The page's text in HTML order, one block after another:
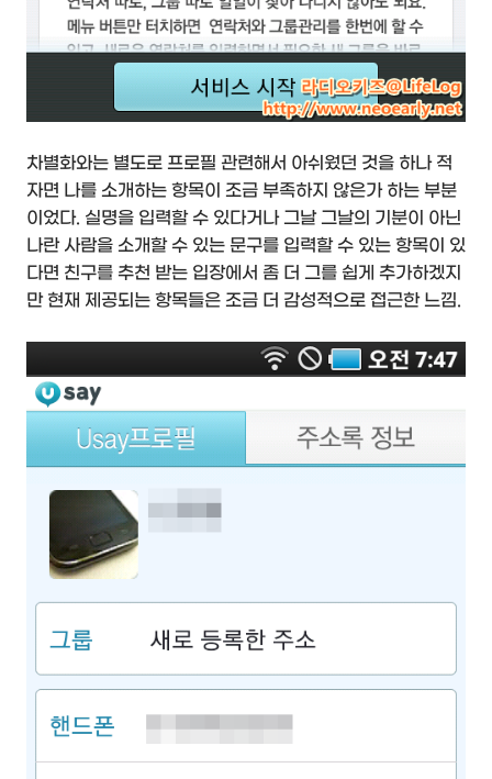
차별화와는 별도로 프로필 관련해서 아쉬웠던 것을 하나 적
자면 나를 소개하는 항목이 조금 부족하지 않은가 하는 부분
이었다. 실명을 입력할 수 있다거나 그날 그날의 기분이 아닌
나란 사람을 소개할 수 있는 문구를 입력할 수 있는 항목이 있
다면 친구를 추천 받는 입장에서 좀 더 그를 쉽게 추가하겠지
만 현재 제공되는 항목들은 조금 더 감성적으로 접근한 느낌.